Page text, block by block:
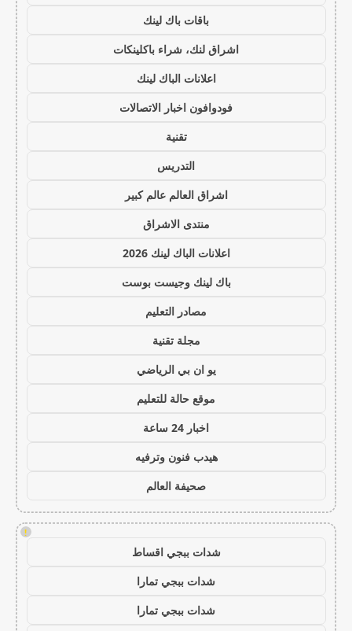
باقات باك لينك
اشراق لنك، شراء باكلينكات
اعلانات الباك لينك
فودوافون اخبار الاتصالات
تقنية
التدريس
اشراق العالم عالم كبير
منتدى الاشراق
اعلانات الباك لينك 2026
باك لينك وجيست بوست
مصادر التعليم
مجلة تقنية
يو ان بي الرياضي
موقع حالة للتعليم
اخبار 24 ساعة
هيدب فنون وترفيه
صحيفة العالم
!
شدات ببجي اقساط
شدات ببجي تمارا
شدات ببجي تمارا